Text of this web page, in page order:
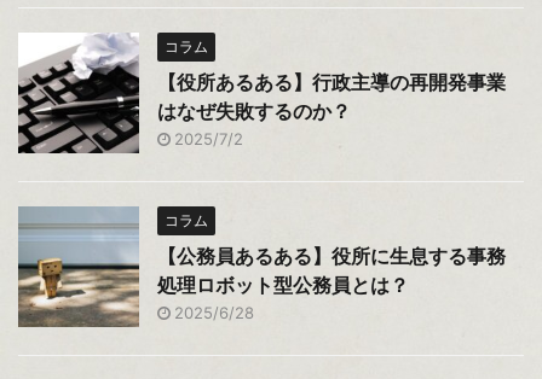
コラム
【役所あるある】行政主導の再開発事業
はなぜ失敗するのか？
2025/7/2
コラム
【公務員あるある】役所に生息する事務
処理ロボット型公務員とは？
2025/6/28